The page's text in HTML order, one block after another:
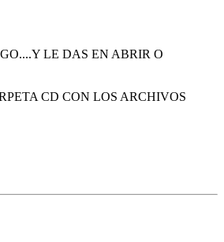
LE DAS EN ABRIR O
CD CON LOS ARCHIVOS